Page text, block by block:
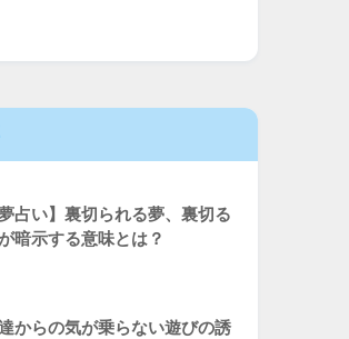
夢占い】裏切られる夢、裏切る
暗示する意味とは？
からの気が乗らない遊びの誘